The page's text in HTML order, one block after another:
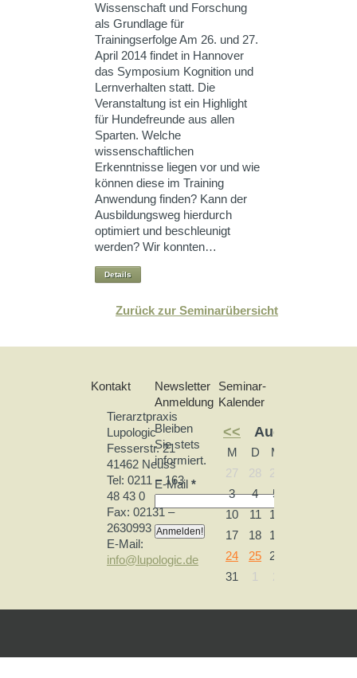
Wissenschaft und Forschung
als Grundlage für
Trainingserfolge Am 26. und 27.
April 2014 findet in Hannover
das Symposium Kognition und
Lernverhalten statt. Die
Veranstaltung ist ein Highlight
für Hundefreunde aus allen
Sparten. Welche
wissenschaftlichen
Erkenntnisse liegen vor und wie
können diese im Training
Anwendung finden? Kann der
Ausbildungsweg hierdurch
optimiert und beschleunigt
werden? Wir konnten…
Details
Zurück zur Seminarübersicht
Kontakt
Tierarztpraxis
Lupologic
Fesserstr. 21
41462 Neuss
Tel: 0211 – 163
48 43 0
Fax: 02131 –
2630993
E-Mail:
info@lupologic.de
Newsletter
Anmeldung
Bleiben
Sie stets
informiert.
E-Mail *
Seminar-
Kalender
<< August 2026
M D M
27
28 29
3
4 5
10
11 12
17
18 19
24
25 26
31
1